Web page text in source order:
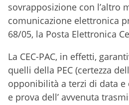
sovrapposizione con l’altro
comunicazione elettronica
68/05, la Posta Elettronica
La CEC-PAC, in effetti,
quelli della PEC (certezza
opponibilità a terzi di data
e prova dell’ avvenuta